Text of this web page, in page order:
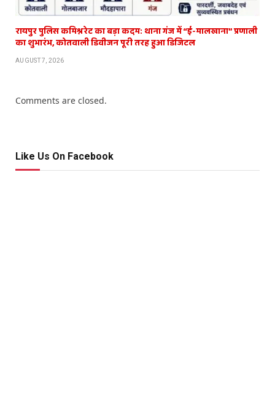
रायपुर पुलिस कमिश्नरेट का बड़ा कदम: थाना गंज में “ई-मालखाना” प्रणाली
का शुभारंभ, कोतवाली डिवीजन पूरी तरह हुआ डिजिटल
AUGUST 7, 2026
Comments are closed.
Like Us On Facebook